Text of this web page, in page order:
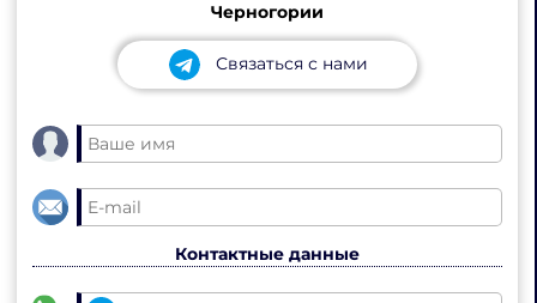
Черногории
Связаться с нами
Контактные данные